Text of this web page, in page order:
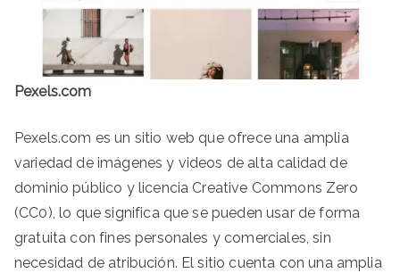
Pexels.com
Pexels.com es un sitio web que ofrece una amplia
variedad de imágenes y videos de alta calidad de
dominio público y licencia Creative Commons Zero
(CC0), lo que significa que se pueden usar de forma
gratuita con fines personales y comerciales, sin
necesidad de atribución. El sitio cuenta con una amplia